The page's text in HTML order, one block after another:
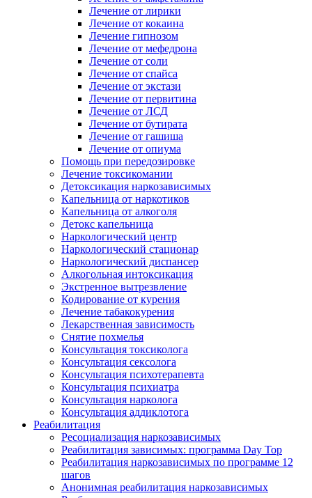
Лечение от лирики
Лечение от кокаина
Лечение гипнозом
Лечение от мефедрона
Лечение от соли
Лечение от спайса
Лечение от экстази
Лечение от первитина
Лечение от ЛСД
Лечение от бутирата
Лечение от гашиша
Лечение от опиума
Помощь при передозировке
Лечение токсикомании
Детоксикация наркозависимых
Капельница от наркотиков
Капельница от алкоголя
Детокс капельница
Наркологический центр
Наркологический стационар
Наркологический диспансер
Алкогольная интоксикация
Экстренное вытрезвление
Кодирование от курения
Лечение табакокурения
Лекарственная зависимость
Снятие похмелья
Консультация токсиколога
Консультация сексолога
Консультация психотерапевта
Консультация психиатра
Консультация нарколога
Консультация аддиклотога
Реабилитация
Ресоциализация наркозависимых
Реабилитация зависимых: программа Day Top
Реабилитация наркозависимых по программе 12
шагов
Анонимная реабилитация наркозависимых